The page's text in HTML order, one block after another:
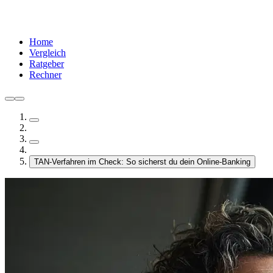
Home
Vergleich
Ratgeber
Rechner
TAN-Verfahren im Check: So sicherst du dein Online-Banking